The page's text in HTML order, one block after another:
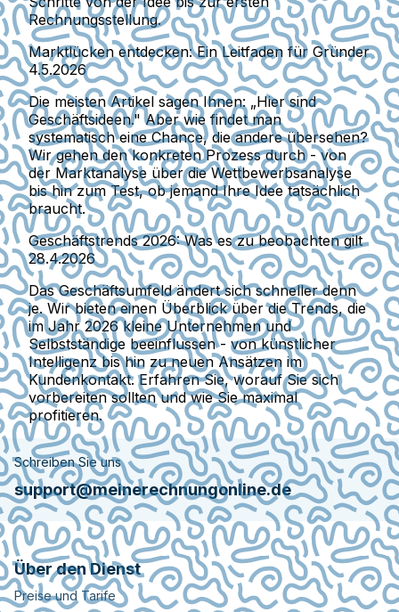
Rechnungsstellung.
Marktlücken entdecken: Ein Leitfaden für Gründer
4.5.2026
Die meisten Artikel sagen Ihnen: „Hier sind
Geschäftsideen." Aber wie findet man
systematisch eine Chance, die andere übersehen?
Wir gehen den konkreten Prozess durch - von
der Marktanalyse über die Wettbewerbsanalyse
bis hin zum Test, ob jemand Ihre Idee tatsächlich
braucht.
Geschäftstrends 2026: Was es zu beobachten gilt
28.4.2026
Das Geschäftsumfeld ändert sich schneller denn
je. Wir bieten einen Überblick über die Trends, die
im Jahr 2026 kleine Unternehmen und
Selbstständige beeinflussen - von künstlicher
Intelligenz bis hin zu neuen Ansätzen im
Kundenkontakt. Erfahren Sie, worauf Sie sich
vorbereiten sollten und wie Sie maximal
profitieren.
Schreiben Sie uns
support@meinerechnungonline.de
Über den Dienst
Preise und Tarife